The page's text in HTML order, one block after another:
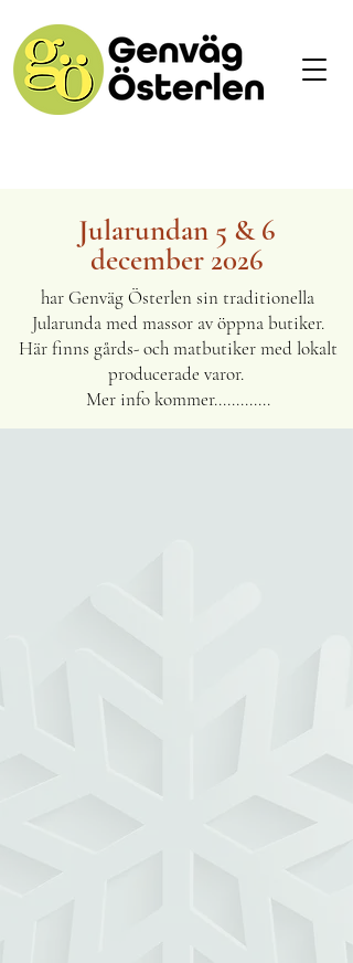
Jularundan 5 & 6
december 2026
har Genväg Österlen sin traditionella
Jularunda med massor av öppna butiker.
Här finns gårds- och matbutiker med lokalt
producerade varor.
Mer info kommer.............